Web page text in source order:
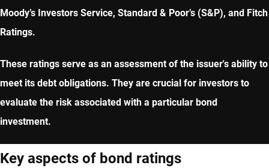
Moody’s Investors Service, Standard & Poor’s (S&P), and Fitch
Ratings.
These ratings serve as an assessment of the issuer's ability to
meet its debt obligations. They are crucial for investors to
evaluate the risk associated with a particular bond
investment.
Key aspects of bond ratings